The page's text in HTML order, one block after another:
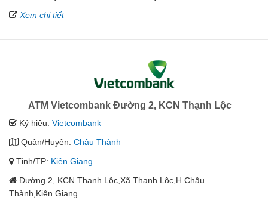
Xem chi tiết
ATM Vietcombank Đường 2, KCN Thạnh Lộc
Ký hiệu: Vietcombank
Quận/Huyện: Châu Thành
Tỉnh/TP: Kiên Giang
Đường 2, KCN Thạnh Lộc,Xã Thạnh Lộc,H Châu
Thành,Kiên Giang.